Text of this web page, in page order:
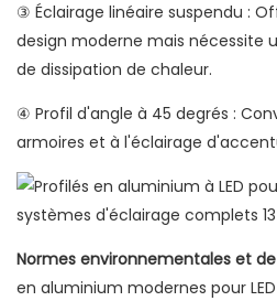
③ Éclairage linéaire suspendu :
design moderne mais nécessite
de dissipation de chaleur.
④ Profil d'angle à 45 degrés :
armoires et à l'éclairage
Normes environnementales et
en aluminium modernes pour